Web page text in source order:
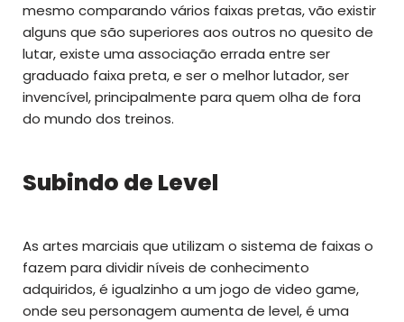
mesmo comparando vários faixas pretas, vão existir
alguns que são superiores aos outros no quesito de
lutar, existe uma associação errada entre ser
graduado faixa preta, e ser o melhor lutador, ser
invencível, principalmente para quem olha de fora
do mundo dos treinos.
Subindo de Level
As artes marciais que utilizam o sistema de faixas o
fazem para dividir níveis de conhecimento
adquiridos, é igualzinho a um jogo de video game,
onde seu personagem aumenta de level, é uma